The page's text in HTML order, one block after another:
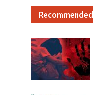
Recommended